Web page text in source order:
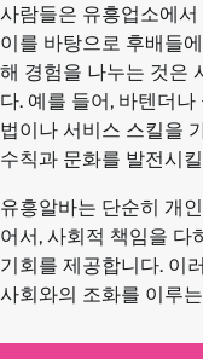
사람들은 유흥업소에
이를 바탕으로 후배들
해 경험을 나누는 것은
다. 예를 들어, 바텐더
법이나 서비스 스킬을
수칙과 문화를 발전시
유흥알바는 단순히 개
어서, 사회적 책임을 다
기회를 제공합니다. 이
사회와의 조화를 이루